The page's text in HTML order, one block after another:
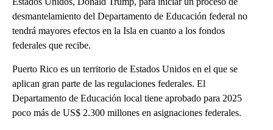
desmantelamiento del Departamento de Educación federal no
tendrá mayores efectos en la Isla en cuanto a los fondos
federales que recibe.
Puerto Rico es un territorio de Estados Unidos en el que se
aplican gran parte de las regulaciones federales. El
Departamento de Educación local tiene aprobado para 2025
poco más de US$ 2.300 millones en asignaciones federales.